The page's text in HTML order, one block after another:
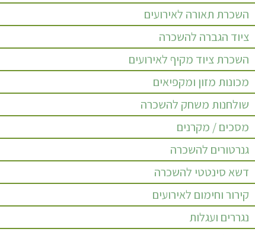
השכרת תאורה לאירועים
ציוד הגברה להשכרה
השכרת ציוד מקיף לאירועים
מכונות מזון ומקפיאים
שולחנות משחק להשכרה
מסכים / מקרנים
גנרטורים להשכרה
דשא סינטטי להשכרה
קירור וחימום לאירועים
נגררים ועגלות